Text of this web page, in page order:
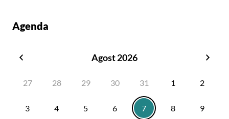
Agenda
Agost 2026
27
28 29 30 31 1 2
3 4 5 6 7 8 9